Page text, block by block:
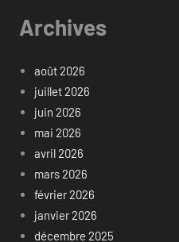
Archives
août 2026
juillet 2026
juin 2026
mai 2026
avril 2026
mars 2026
février 2026
janvier 2026
décembre 2025